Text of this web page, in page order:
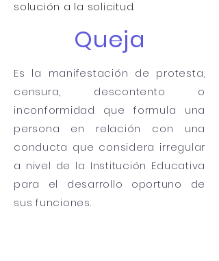
solución a la solicitud.
Queja
Es la manifestación de protesta,
censura, descontento o
inconformidad que formula una
persona en relación con una
conducta que considera irregular
a nivel de la Institución Educativa
para el desarrollo oportuno de
sus funciones.